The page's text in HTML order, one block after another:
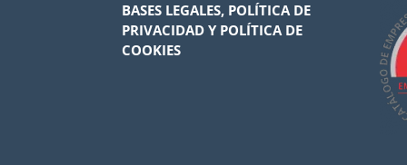
BASES LEGALES, POLÍTICA DE
PRIVACIDAD Y POLÍTICA DE
COOKIES